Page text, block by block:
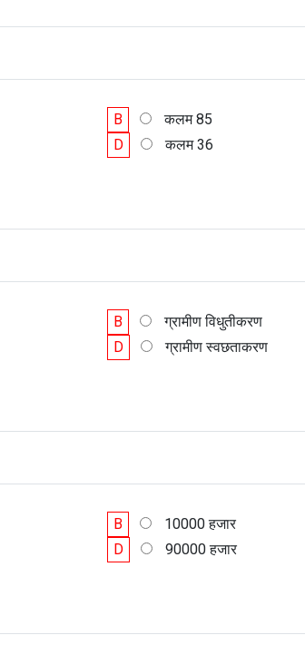
B
कलम 85
D कलम 36
B
ग्रामीण विधुतीकरण
D ग्रामीण स्वछताकरण
B
10000 हजार
D 90000 हजार